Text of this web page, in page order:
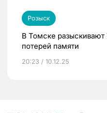
Розыск
В Томске
потерей памяти
20:23 / 10.12.25